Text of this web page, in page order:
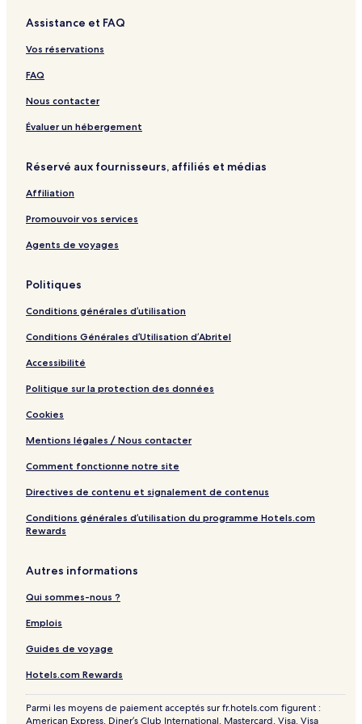
u
H
o
t
e
o
6
1
9
S
a
m
n
e
o
e
l
i
b
i
l
i
n
a
a
r
o
H
t
e
l
Assistance et FAQ
Vos réservations
FAQ
Nous contacter
Évaluer un hébergement
Réservé aux fournisseurs, affiliés et médias
Affiliation
Promouvoir vos services
Agents de voyages
Politiques
Conditions générales d’utilisation
Conditions Générales d’Utilisation d’Abritel
Accessibilité
Politique sur la protection des données
Cookies
Mentions légales / Nous contacter
Comment fonctionne notre site
Directives de contenu et signalement de contenus
Conditions générales d’utilisation du programme Hotels.com
Rewards
Autres informations
Qui sommes-nous ?
Emplois
Guides de voyage
Hotels.com Rewards
Parmi les moyens de paiement acceptés sur fr.hotels.com figurent :
American Express, Diner’s Club International, Mastercard, Visa, Visa